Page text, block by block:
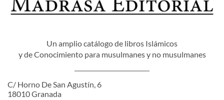
Un amplio catálogo de libros Islámicos
y de Conocimiento para musulmanes y no musulmanes
C/ Horno De San Agustín, 6
18010 Granada